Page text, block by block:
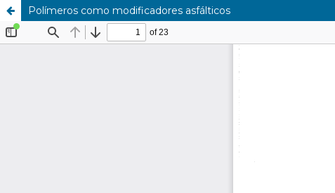
Polímeros como modificadores asfálticos